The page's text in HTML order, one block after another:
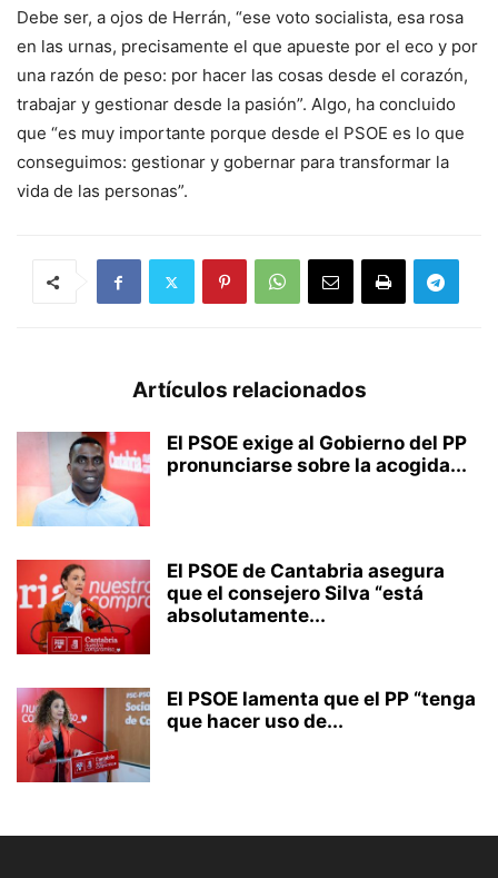
Debe ser, a ojos de Herrán, “ese voto socialista, esa rosa
en las urnas, precisamente el que apueste por el eco y por
una razón de peso: por hacer las cosas desde el corazón,
trabajar y gestionar desde la pasión”. Algo, ha concluido
que “es muy importante porque desde el PSOE es lo que
conseguimos: gestionar y gobernar para transformar la
vida de las personas”.
Artículos relacionados
El PSOE exige al Gobierno del PP
pronunciarse sobre la acogida...
El PSOE de Cantabria asegura
que el consejero Silva “está
absolutamente...
El PSOE lamenta que el PP “tenga
que hacer uso de...